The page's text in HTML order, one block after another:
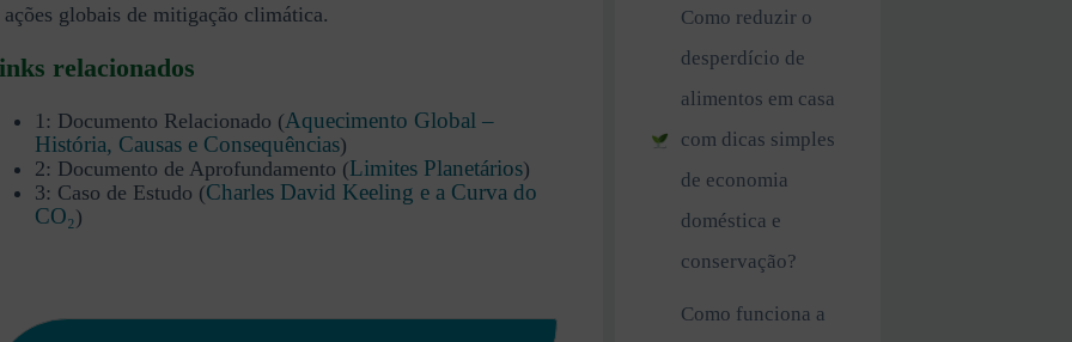
ações globais de mitigação climática.
relacionados
1: Documento Relacionado (Aquecimento Global –
História, Causas e Consequências)
2: Documento de Aprofundamento (Limites Planetários)
3: Caso de Estudo (Charles David Keeling e a Curva do
CO₂)
Como reduzir o
desperdício de
alimentos em casa
com dicas simples
de economia
doméstica e
conservação?
Como funciona a